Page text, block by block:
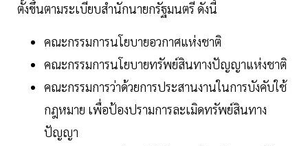
ตั้งขึ้นตามระเบียบสำนักนายกรัฐมนตรี ดังนี้
คณะกรรมการนโยบายอวกาศแห่งชาติ
คณะกรรมการนโยบายทรัพย์สินทางปัญญาแห่งชาติ
คณะกรรมการว่าด้วยการประสานงานในการบังคับใช้
กฎหมาย เพื่อป้องปรามการละเมิดทรัพย์สินทาง
ปัญญา